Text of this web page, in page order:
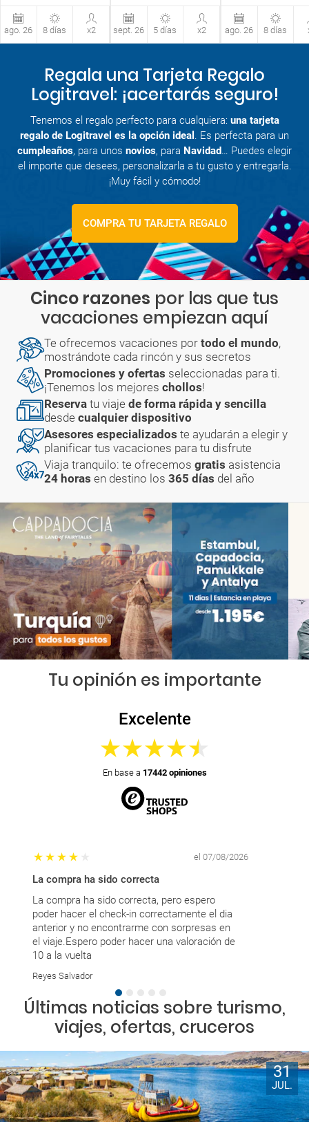
ago. 26 8 días x2 sept. 26 5 días x2 ago. 26 8 días
Regala una Tarjeta Regalo
Logitravel: ¡acertarás seguro!
Tenemos el regalo perfecto para cualquiera: una tarjeta
regalo de Logitravel es la opción ideal . Es perfecta para un
cumpleaños, para unos novios, para Navidad… Puedes elegir
el importe que desees, personalizarla a tu gusto y entregarla.
¡Muy fácil y cómodo!
COMPRA TU TARJETA REGALO
Cinco razones por las que tus
vacaciones empiezan aquí
Te ofrecemos vacaciones por todo el mundo,
mostrándote cada rincón y sus secretos
Promociones y ofertas seleccionadas para ti.
¡Tenemos los mejores chollos!
Reserva tu viaje de forma rápida y sencilla
desde cualquier dispositivo
Asesores especializados te ayudarán a elegir y
planificar tus vacaciones para tu disfrute
Viaja tranquilo: te ofrecemos gratis asistencia
24 horas en destino los 365 días del año
Tu opinión es importante
Excelente
En base a 17442 opiniones
el 07/08/2026
La compra ha sido correcta
La compra ha sido correcta, pero espero
poder hacer el check-in correctamente el dia
anterior y no encontrarme con sorpresas en
el viaje.Espero poder hacer una valoración de
10 a la vuelta
Reyes Salvador
Últimas noticias sobre turismo,
viajes, ofertas, cruceros
31
JUL.